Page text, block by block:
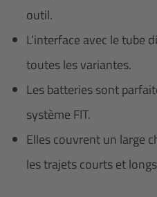
outil.
L’interface avec le tube
toutes les variantes.
Les batteries sont
système FIT.
Elles couvrent un large
les trajets courts et